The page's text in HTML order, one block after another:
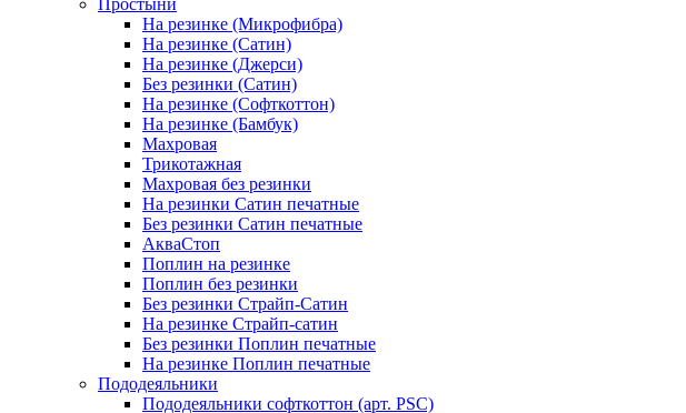
Простыни
На резинке (Микрофибра)
На резинке (Сатин)
На резинке (Джерси)
Без резинки (Сатин)
На резинке (Софткоттон)
На резинке (Бамбук)
Махровая
Трикотажная
Махровая без резинки
На резинки Сатин печатные
Без резинки Сатин печатные
АкваСтоп
Поплин на резинке
Поплин без резинки
Без резинки Страйп-Сатин
На резинке Страйп-сатин
Без резинки Поплин печатные
На резинке Поплин печатные
Пододеяльники
Пододеяльники софткоттон (арт. PSC)